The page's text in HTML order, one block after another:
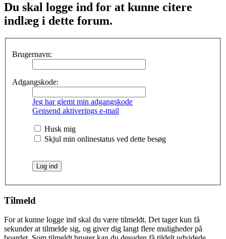
Du skal logge ind for at kunne citere
indlæg i dette forum.
Brugernavn:
Adgangskode:
Jeg har glemt min adgangskode
Gensend aktiverings e-mail
Husk mig
Skjul min onlinestatus ved dette besøg
Tilmeld
For at kunne logge ind skal du være tilmeldt. Det tager kun få
sekunder at tilmelde sig, og giver dig langt flere muligheder på